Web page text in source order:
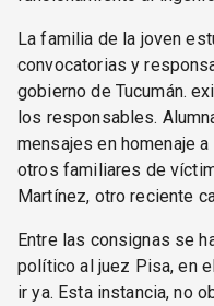
La familia de la joven
convocatorias y
gobierno de Tucumán.
los responsables.
mensajes en homenaje
otros familiares de
Martínez, otro reciente
Entre las consignas se
político al juez Pisa, en
ir ya. Esta instancia, no